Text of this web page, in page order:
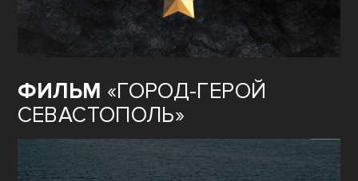
ФИЛЬМ «ГОРОД-ГЕРОЙ
СЕВАСТОПОЛЬ»